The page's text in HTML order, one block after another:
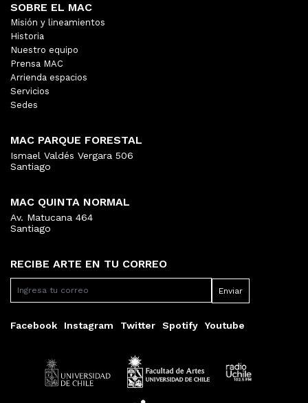
RECIBE ARTE EN TU CORREO
Facebook Instagram Twitter Spotify Youtube
SOBRE EL MAC
Misión y lineamientos
Historia
Nuestro equipo
Prensa MAC
Arrienda espacios
Servicios
Sedes
MAC PARQUE FORESTAL
Ismael Valdés Vergara 506
Santiago
MAC QUINTA NORMAL
Av. Matucana 464
Santiago